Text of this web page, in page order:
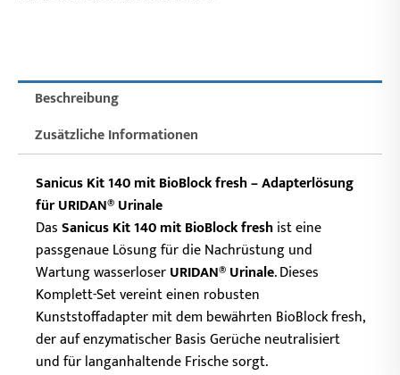
Beschreibung
Zusätzliche Informationen
Sanicus Kit 140 mit BioBlock fresh – Adapterlösung
für URIDAN® Urinale
DasSanicus Kit 140 mit BioBlock freshist eine
passgenaue Lösung für die Nachrüstung und
Wartung wasserloserURIDAN® Urinale. Dieses
Komplett-Set vereint einen robusten
Kunststoffadapter mit dem bewährten BioBlock fresh,
der auf enzymatischer Basis Gerüche neutralisiert
und für langanhaltende Frische sorgt.